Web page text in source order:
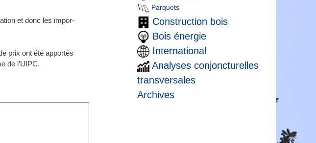
et donc les impor-
prix ont été apportés
de l’UIPC.
Parquets
Construction bois
Bois énergie
International
Analyses conjoncturelles
transversales
Archives